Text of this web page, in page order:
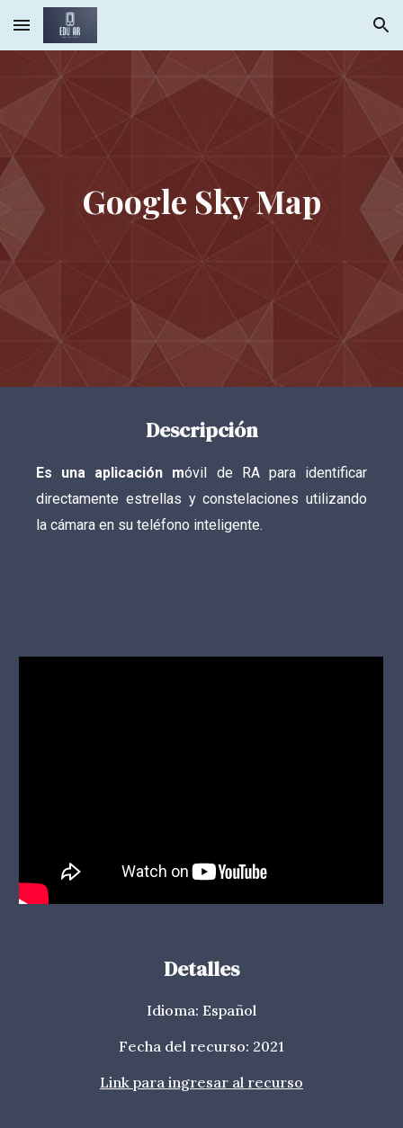
Skip to main content Skip to navigation
Google Sky Map
Descripción
Es una aplicación móvil de RA para identificar
directamente estrellas y constelaciones utilizando
la cámara en su teléfono inteligente.
Detalles
Idioma: Español
Fecha del recurso: 2021
Link para ingresar al recurso